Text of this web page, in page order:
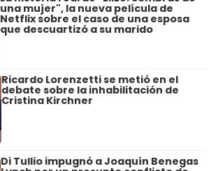
una mujer", la nueva película de
Netflix sobre el caso de una esposa
que descuartizó a su marido
Ricardo Lorenzetti se metió en el
debate sobre la inhabilitación de
Cristina Kirchner
Di Tullio impugnó a Joaquín Benegas